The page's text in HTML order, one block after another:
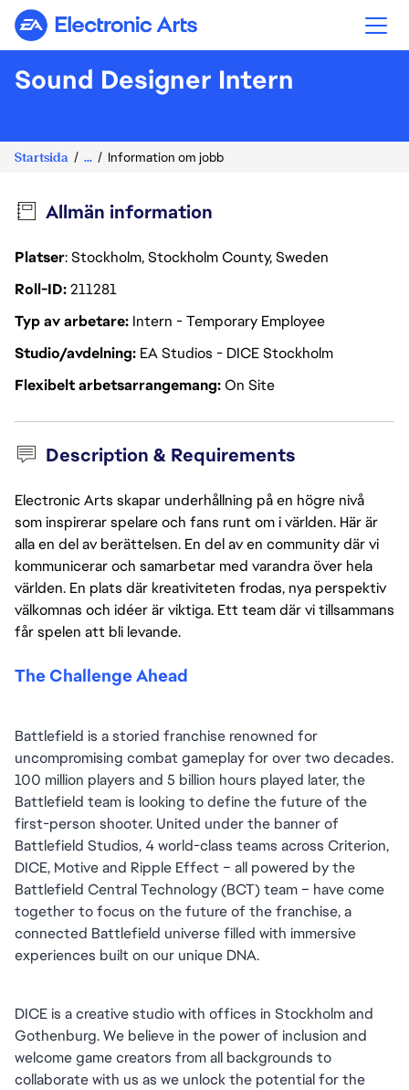
Electronic Arts
Sound Designer Intern
Startsida ... Information om jobb
Allmän information
Platser: Stockholm, Stockholm County, Sweden
Roll-ID211281
Typ av arbetare Intern - Temporary Employee
Studio/avdelning EA Studios - DICE Stockholm
Flexibelt arbetsarrangemangOn Site
Description & Requirements
Electronic Arts skapar underhållning på en högre nivå
som inspirerar spelare och fans runt om i världen. Här är
alla en del av berättelsen. En del av en community där vi
kommunicerar och samarbetar med varandra över hela
världen. En plats där kreativiteten frodas, nya perspektiv
välkomnas och idéer är viktiga. Ett team där vi tillsammans
får spelen att bli levande.
The Challenge Ahead
Battlefield is a storied franchise renowned for
uncompromising combat gameplay for over two decades.
100 million players and 5 billion hours played later, the
Battlefield team is looking to define the future of the
first-person shooter. United under the banner of
Battlefield Studios, 4 world-class teams across Criterion,
DICE, Motive and Ripple Effect – all powered by the
Battlefield Central Technology (BCT) team – have come
together to focus on the future of the franchise, a
connected Battlefield universe filled with immersive
experiences built on our unique DNA.
DICE is a creative studio with offices in Stockholm and
Gothenburg. We believe in the power of inclusion and
welcome game creators from all backgrounds to
collaborate with us as we unlock the potential for the